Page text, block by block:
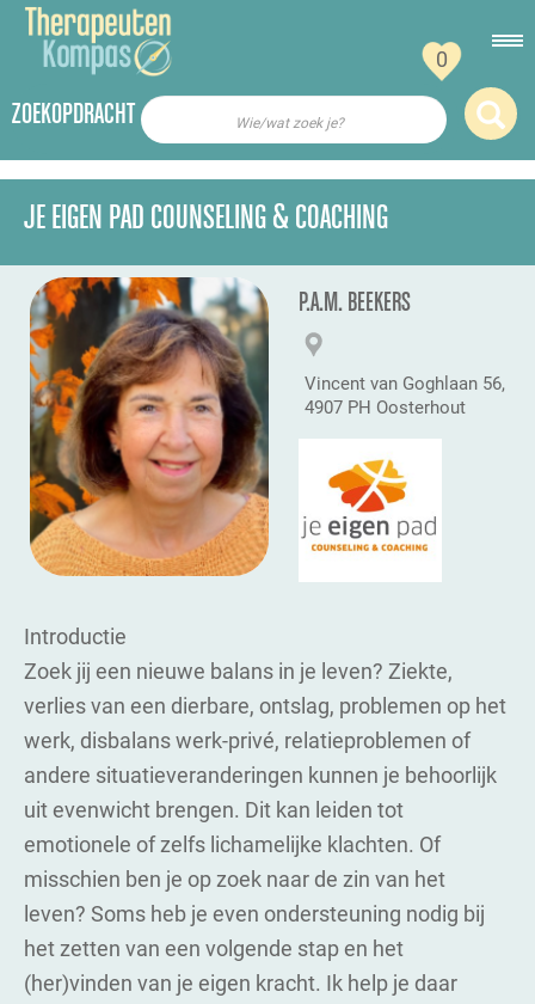
0
ZOEKOPDRACHT Wie/wat zoek je?
JE EIGEN PAD COUNSELING & COACHING
P.A.M. BEEKERS
Vincent van Goghlaan 56,
4907 PH Oosterhout
Introductie
Zoek jij een nieuwe balans in je leven? Ziekte,
verlies van een dierbare, ontslag, problemen op het
werk, disbalans werk-privé, relatieproblemen of
andere situatieveranderingen kunnen je behoorlijk
uit evenwicht brengen. Dit kan leiden tot
emotionele of zelfs lichamelijke klachten. Of
misschien ben je op zoek naar de zin van het
leven? Soms heb je even ondersteuning nodig bij
het zetten van een volgende stap en het
(her)vinden van je eigen kracht. Ik help je daar